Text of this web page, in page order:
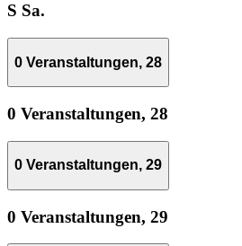
S Sa.
0 Veranstaltungen, 28
0 Veranstaltungen, 28
0 Veranstaltungen, 29
0 Veranstaltungen, 29